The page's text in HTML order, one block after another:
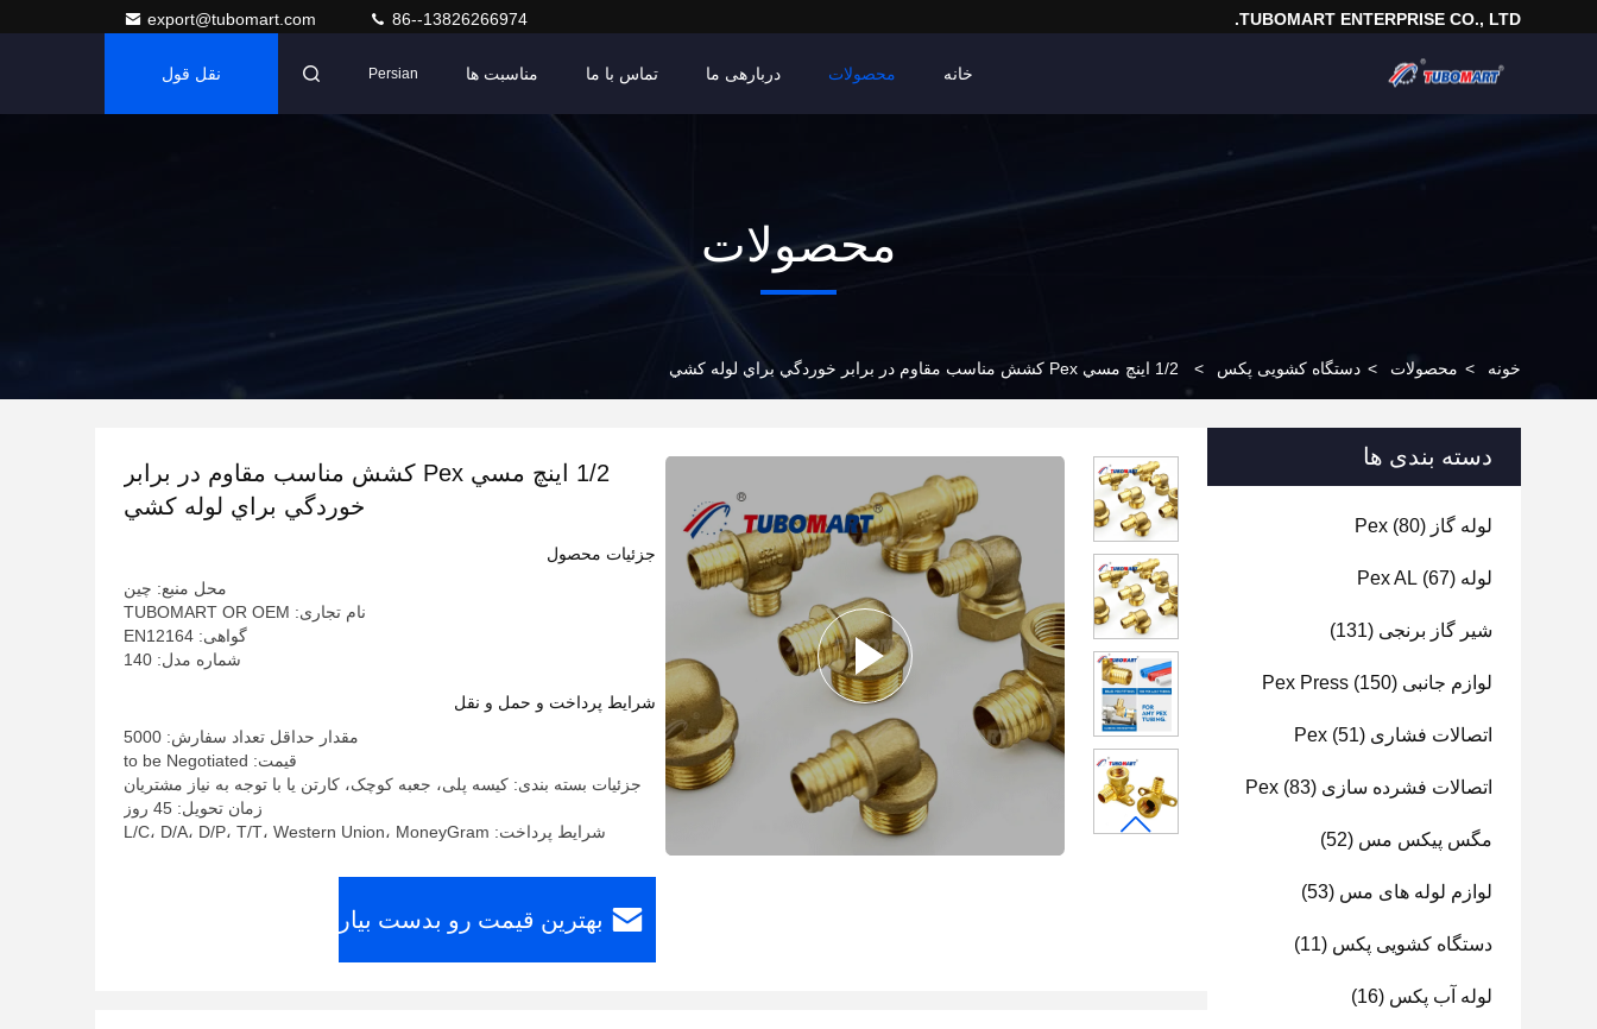
TUBOMART ENTERPRISE CO., LTD.
export@tubomart.com 86--13826266974
خانه محصولات دربارهی ما تماس با ما مناسبت ها Persian نقل قول
محصولات
خونه > محصولات > دستگاه کشویی پکس > 1/2 اينچ مسي Pex کشش مناسب مقاوم در برابر خوردگي براي لوله کشي
دسته بندی ها
لوله گاز Pex (80)
لوله Pex AL (67)
شیر گاز برنجی (131)
لوازم جانبی Pex Press (150)
اتصالات فشاری Pex (51)
اتصالات فشرده سازی Pex (83)
مگس پیکس مس (52)
لوازم لوله های مس (53)
دستگاه کشویی پکس (11)
لوله آب پکس (16)
1/2 اينچ مسي Pex کشش مناسب مقاوم در برابر
خوردگي براي لوله کشي
جزئیات محصول
محل منبع: چین
نام تجاری: TUBOMART OR OEM
گواهی: EN12164
شماره مدل: 140
شرایط پرداخت و حمل و نقل
مقدار حداقل تعداد سفارش: 5000
قیمت: to be Negotiated
جزئیات بسته بندی: کیسه پلی، جعبه کوچک، کارتن یا با توجه به نیاز مشتریان
زمان تحویل: 45 روز
شرایط پرداخت: L/C، D/A، D/P، T/T، Western Union، MoneyGram
بهترین قیمت رو بدست بیار